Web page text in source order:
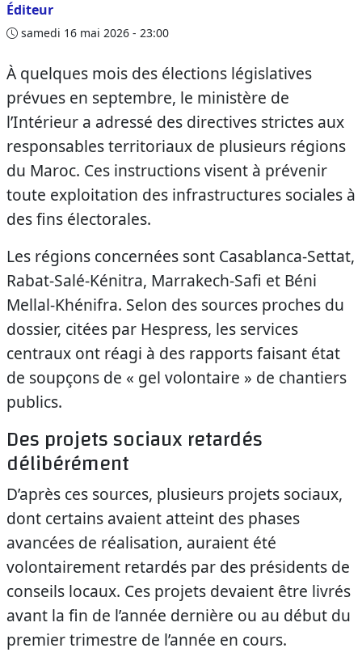
Éditeur
samedi 16 mai 2026 - 23:00
À quelques mois des élections législatives
prévues en septembre, le ministère de
l’Intérieur a adressé des directives strictes aux
responsables territoriaux de plusieurs régions
du Maroc. Ces instructions visent à prévenir
toute exploitation des infrastructures sociales à
des fins électorales.
Les régions concernées sont Casablanca-Settat,
Rabat-Salé-Kénitra, Marrakech-Safi et Béni
Mellal-Khénifra. Selon des sources proches du
dossier, citées par Hespress, les services
centraux ont réagi à des rapports faisant état
de soupçons de « gel volontaire » de chantiers
publics.
Des projets sociaux retardés
délibérément
D’après ces sources, plusieurs projets sociaux,
dont certains avaient atteint des phases
avancées de réalisation, auraient été
volontairement retardés par des présidents de
conseils locaux. Ces projets devaient être livrés
avant la fin de l’année dernière ou au début du
premier trimestre de l’année en cours.